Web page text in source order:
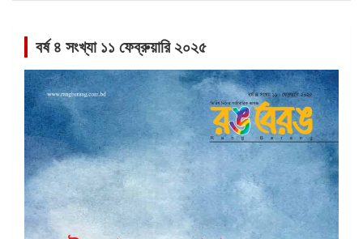
বর্ষ ৪ সংখ্যা ১১ ফেব্রুয়ারি ২০২৫